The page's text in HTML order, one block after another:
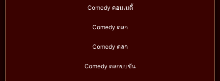
Comedy คอมเมดี้
Comedy ตลก
Comedy ตลก
Comedy ตลกขบขัน